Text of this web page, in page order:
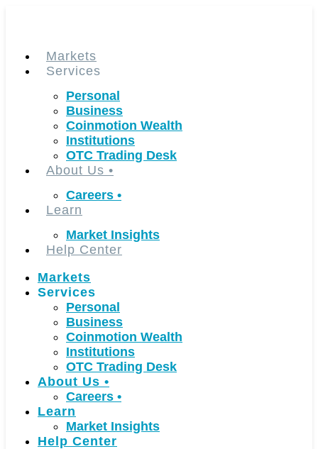
Markets
Services
Personal
Business
Coinmotion Wealth
Institutions
OTC Trading Desk
About Us •
Careers •
Learn
Market Insights
Help Center
Markets
Services
Personal
Business
Coinmotion Wealth
Institutions
OTC Trading Desk
About Us •
Careers •
Learn
Market Insights
Help Center